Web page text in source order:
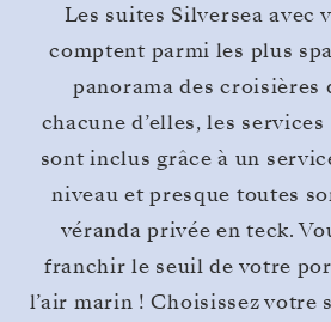
Les suites Silversea avec
comptent parmi les plus
panorama des croisières
chacune d’elles, les
sont inclus grâce à un
niveau et presque toutes
véranda privée en teck.
franchir le seuil de votre
l’air marin ! Choisissez votre